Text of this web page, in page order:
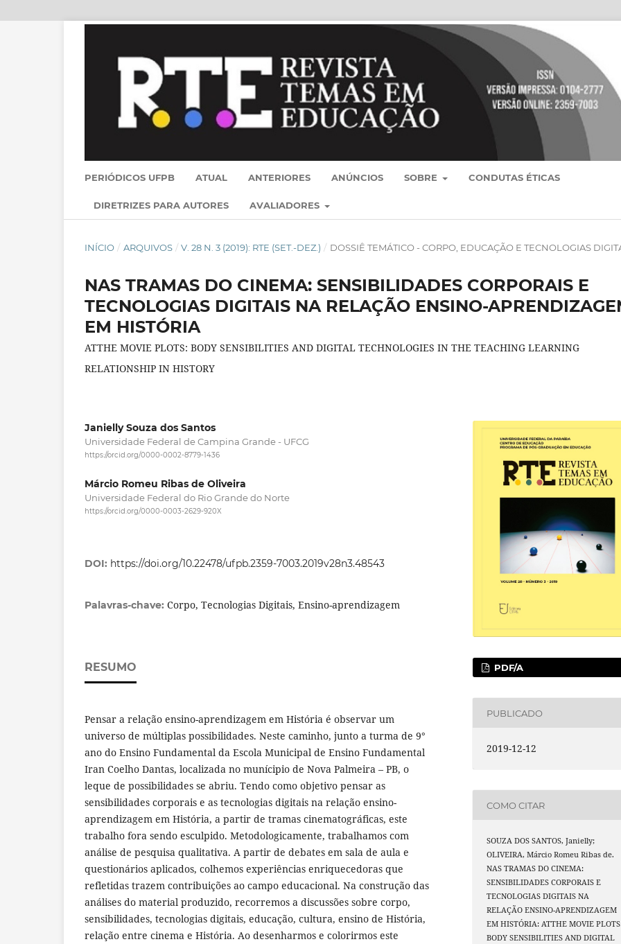
PERIÓDICOS UFPB ATUAL ANTERIORES ANÚNCIOS SOBRE CONDUTAS ÉTICAS
DIRETRIZES PARA AUTORES AVALIADORES
INÍCIO / ARQUIVOS / V. 28 N. 3 (2019): RTE (SET.-DEZ.) / DOSSIÊ TEMÁTICO - CORPO, EDUCAÇÃO E TECNOLOGIAS
NAS TRAMAS DO CINEMA: SENSIBILIDADES CORPORAIS E
TECNOLOGIAS DIGITAIS NA RELAÇÃO ENSINO-
EM HISTÓRIA
ATTHE MOVIE PLOTS: BODY SENSIBILITIES AND DIGITAL TECHNOLOGIES IN THE TEACHING LEARNING
RELATIONSHIP IN HISTORY
Janielly Souza dos Santos
Universidade Federal de Campina Grande - UFCG
https://orcid.org/0000-0002-8779-1436
Márcio Romeu Ribas de Oliveira
Universidade Federal do Rio Grande do Norte
https://orcid.org/0000-0003-2629-920X
DOI: https://doi.org/10.22478/ufpb.2359-7003.2019v28n3.48543
Palavras-chave: Corpo, Tecnologias Digitais, Ensino-aprendizagem
RESUMO
Pensar a relação ensino-aprendizagem em História é observar um
universo de múltiplas possibilidades. Neste caminho, junto a turma de 9°
ano do Ensino Fundamental da Escola Municipal de Ensino Fundamental
Iran Coelho Dantas, localizada no munícipio de Nova Palmeira – PB, o
leque de possibilidades se abriu. Tendo como objetivo pensar as
sensibilidades corporais e as tecnologias digitais na relação ensino-
aprendizagem em História, a partir de tramas cinematográficas, este
trabalho fora sendo esculpido. Metodologicamente, trabalhamos com
análise de pesquisa qualitativa. A partir de debates em sala de aula e
questionários aplicados, colhemos experiências enriquecedoras que
refletidas trazem contribuições ao campo educacional. Na construção das
análises do material produzido, recorremos a discussões sobre corpo,
sensibilidades, tecnologias digitais, educação, cultura, ensino de História,
relação entre cinema e História. Ao desenharmos e colorirmos este
PDF/A
PUBLICADO
2019-12-12
COMO CITAR
SOUZA DOS SANTOS, Janielly;
OLIVEIRA, Márcio Romeu Ribas de.
NAS TRAMAS DO CINEMA:
SENSIBILIDADES CORPORAIS E
TECNOLOGIAS DIGITAIS NA
RELAÇÃO ENSINO-APRENDIZAGEM
EM HISTÓRIA: ATTHE MOVIE
BODY SENSIBILITIES AND DIGITAL